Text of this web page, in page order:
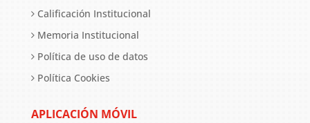
Calificación Institucional
Memoria Institucional
Política de uso de datos
Política Cookies
APLICACIÓN MÓVIL